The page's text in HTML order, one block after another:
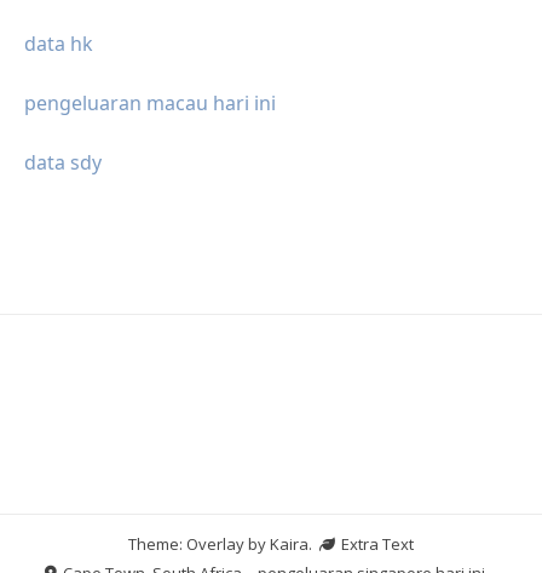
data hk
pengeluaran macau hari ini
data sdy
Theme: Overlay byKaira.
Extra Text